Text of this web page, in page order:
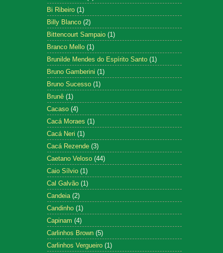
Bi Ribeiro (1)
Billy Blanco (2)
Bittencourt Sampaio (1)
Branco Mello (1)
Brunilde Mendes do Espírito Santo (1)
Bruno Gamberini (1)
Bruno Sucesso (1)
Brunê (1)
Cacaso (4)
Cacá Moraes (1)
Cacá Neri (1)
Cacá Rezende (3)
Caetano Veloso (44)
Caio Sílvio (1)
Cal Galvão (1)
Candeia (2)
Candinho (1)
Capinam (4)
Carlinhos Brown (5)
Carlinhos Vergueiro (1)